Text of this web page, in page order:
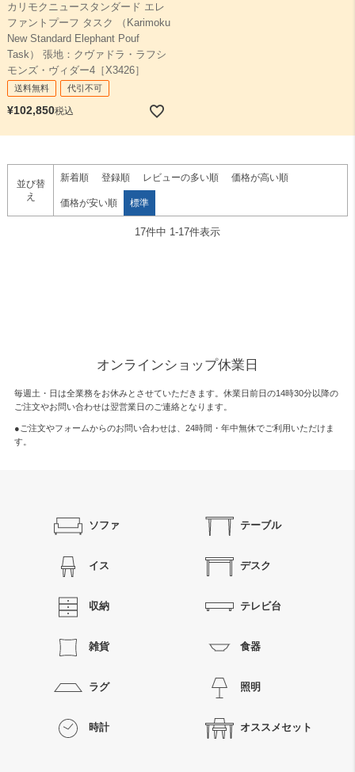
カリモクニュースタンダード エレ
ファントプーフ タスク （Karimoku
New Standard Elephant Pouf
Task） 張地：クヴァドラ・ラフシ
モンズ・ヴィダー4［X3426］
送料無料 代引不可
¥102,850税込
並び替
え
新着順 登録順 レビューの多い順 価格が高い順
価格が安い順 標準
17件中 1 -17件表示
オンラインショップ休業日
毎週土・日は全業務をお休みとさせていただきます。休業日前日の14時30分以降の
ご注文やお問い合わせは翌営業日のご連絡となります。
●ご注文やフォームからのお問い合わせは、 24時間・年中無休でご利用いただけま
す。
ソファ テーブル
イス デスク
収納 テレビ台
雑貨 食器
ラグ 照明
時計 オススメセット